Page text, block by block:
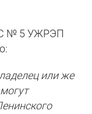
№ 5 УЖРЭП
или же